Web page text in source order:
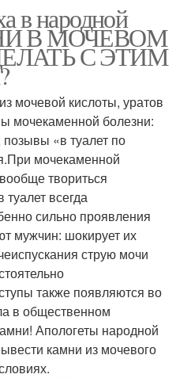
в народной
В МОЧЕВОМ
С ЭТИМ
мочевой кислоты, уратов
мочекаменной болезни:
«в туалет по
мочекаменной
твориться
всегда
сильно проявления
мужчин: шокирует их
струю мочи
также появляются во
в общественном
Апологеты народной
камни из мочевого